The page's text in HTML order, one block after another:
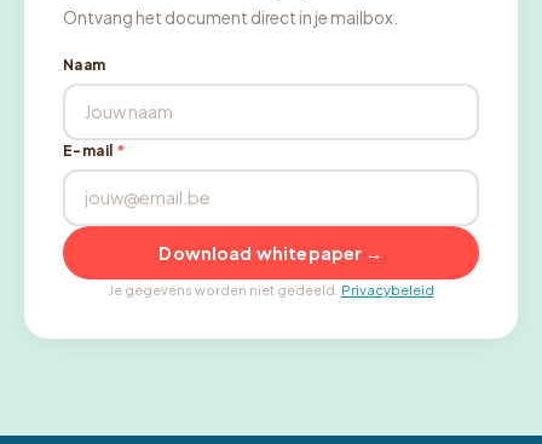
Ontvang het document direct in je mailbox.
Naam
E-mail *
Download whitepaper →
Je gegevens worden niet gedeeld. Privacybeleid